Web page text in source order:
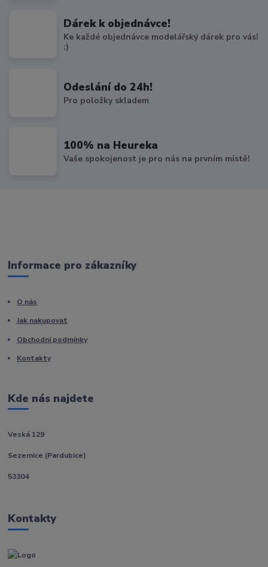
Dárek k objednávce!
Ke každé objednávce modelářský dárek pro vás!
:)
Odeslání do 24h!
Pro položky skladem
100% na Heureka
Vaše spokojenost je pro nás na prvním místě!
Informace pro zákazníky
O nás
Jak nakupovat
Obchodní podmínky
Kontakty
Kde nás najdete
Veská 129
Sezemice (Pardubice)
53304
Kontakty